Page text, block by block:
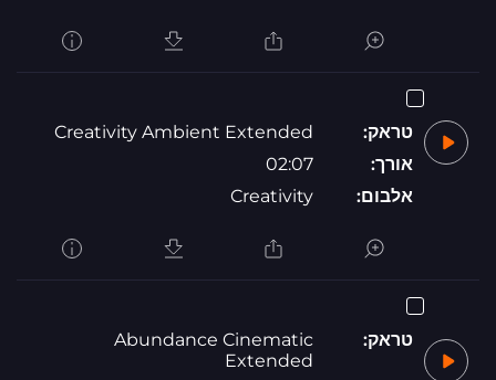
טראק:
Creativity Ambient Extended
אורך:
02:07
אלבום:
Creativity
טראק:
Abundance Cinematic
Extended